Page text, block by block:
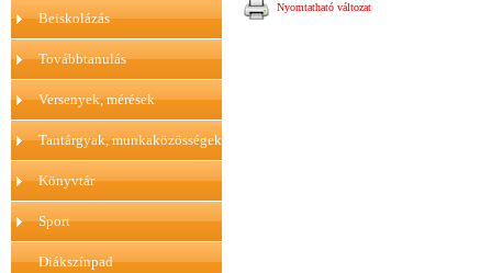
Beiskolázás
Továbbtanulás
Versenyek, mérések
Tantárgyak, munkaközösségek
Könyvtár
Sport
Diákszínpad
Nyomtatható változat